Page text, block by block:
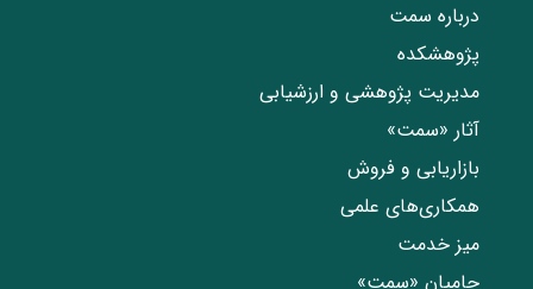
درباره سمت
پژوهشکده
مدیریت پژوهشی و ارزشیابی
آثار «سمت»
بازاریابی و فروش
همکاری‌های علمی
میز خدمت
حامیان «سمت»